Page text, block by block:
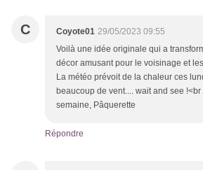
C Coyote01 29/05/2023 09:55
Voilà une idée originale qui a
décor amusant pour le voisinage et
La météo prévoit de la chaleur ces
beaucoup de vent.... wait and see
semaine, Pâquerette
Répondre